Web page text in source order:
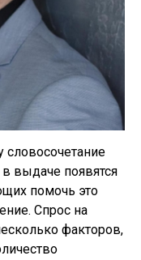
словосочетание
в выдаче появятся
помочь это
Спрос на
факторов,